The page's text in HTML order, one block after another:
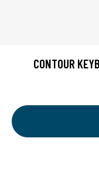
CONTOUR